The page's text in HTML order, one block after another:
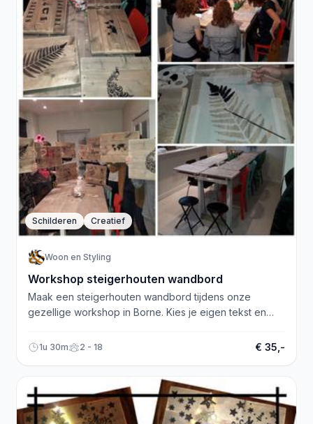
Schilderen Creatief
Woon en Styling
Workshop steigerhouten wandbord
Maak een steigerhouten wandbord tijdens onze
gezellige workshop in Borne. Kies je eigen tekst en
1u 30m 2 - 18 € 35,-